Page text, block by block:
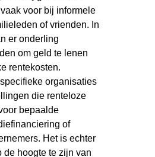
voor bij informele
of vrienden. In
er onderling
om geld te lenen
rentekosten.
organisaties
die renteloze
bepaalde
of
Het is echter
de hoogte te zijn van